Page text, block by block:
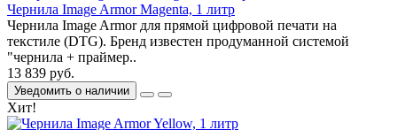
Чернила Image Armor Magenta, 1 литр
Чернила Image Armor для прямой цифровой печати на
текстиле (DTG). Бренд известен продуманной системой
"чернила + праймер..
13 839 руб.
Уведомить о наличии
Хит!